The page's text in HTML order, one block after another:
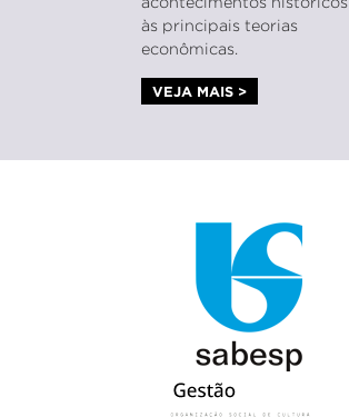
às principais teorias
econômicas.
VEJA MAIS >